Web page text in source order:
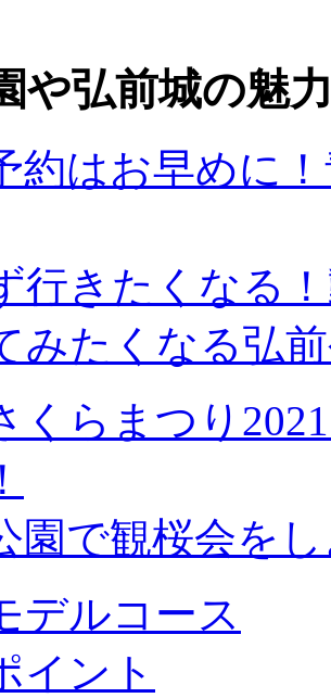
や弘前城の魅
約はお早めに
行きたくなる
みたくなる弘
くらまつり
園で観桜会を
デルコース
イント